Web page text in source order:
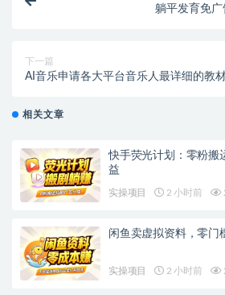
躺平发育免广
下一篇
AI音乐申请各大平台音乐人最详细的教
相关文章
快手荧光计划：零粉搬
益
实操项目 2 小时前
闲鱼卖虚拟资料，零门
实操项目 2 小时前